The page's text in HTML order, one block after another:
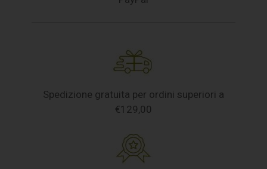
Spedizione gratuita per ordini superiori a
€129,00